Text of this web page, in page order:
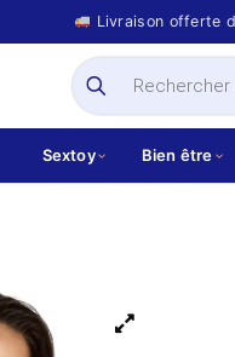
Livraison offerte
Sextoy Bien être